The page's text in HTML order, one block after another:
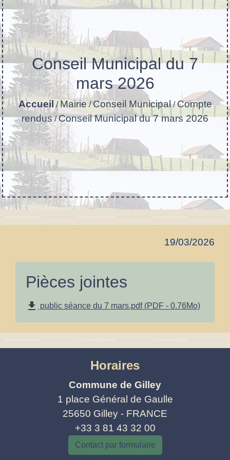
Conseil Municipal du 7
mars 2026
Accueil / Mairie /Conseil Municipal/Compte
rendus/Conseil Municipal du 7 mars 2026
19/03/2026
Pièces jointes
file_download public séance du 7 mars.pdf (PDF - 0.76Mo)
Horaires
Commune de Gilley
1 place Général de Gaulle
25650 Gilley - FRANCE
+33 3 81 43 32 00
Contact par formulaire